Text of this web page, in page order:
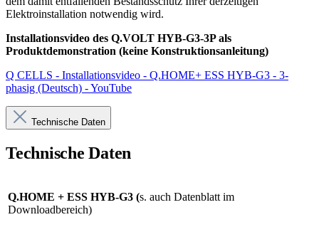
Elektroinstallation notwendig wird.
Installationsvideo des Q.VOLT HYB-G3-3P als
Produktdemonstration (keine Konstruktionsanleitung)
Q CELLS - Installationsvideo - Q.HOME+ ESS HYB-G3 - 3-
phasig (Deutsch) - YouTube
Technische Daten
Technische Daten
Q.HOME + ESS HYB-G3 (s. auch Datenblatt im
Downloadbereich)